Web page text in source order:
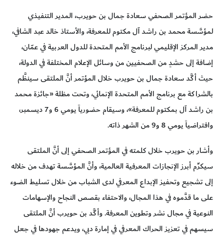
حضر المؤتمر الصحفي سعادة جمال بن حويرب، المدير التنفيذي
لمؤسَّسة محمد بن راشد آل مكتوم للمعرفة، والأستاذ خالد عبد الشافي،
مدير المركز الإقليمي لبرنامج الأمم المتحدة للدول العربية في عمّان،
إضافة إلى حشدٍ من الصحفيين من وسائل الإعلام المختلفة في الدولة،
حيث أكَّد سعادة جمال بن حويرب خلال المؤتمر أنَّ الملتقى سينظَّم
بالشراكة مع برنامج الأمم المتحدة الإنمائي، وتحت مظلة «جائزة محمد
بن راشد آل بمكتوم للمعرفة»، وسيقام حضورياً يومي 6 و7 ديسمبر،
وافتراضياً يومي 8 و9 من الشهر ذاته.
وأشار بن حويرب خلال كلمته في المؤتمر الصحفي إلى أنَّ الملتقى
سيكرِّم أبرز الإنجازات المعرفية العالمية، وأنَّ المؤسَّسة تهدف من خلاله
إلى تشجيع وتحفيز الإبداع المعرفي لدى الشباب من خلال تسليط الضوء
على ما قدَّموه في هذا المجال، والاحتفاء بقصص النجاح والإسهامات
النوعية في مجال نشر وتطوين المعرفة. وأكَّد بن حويرب أنَّ الملتقى
سيسهم في تعزيز الحراك المعرفي في إمارة دبي، ويدعم جهودها في جعل